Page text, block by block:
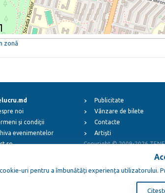
zonă
noi
și condiții
evenimentelor
Publicitate
Vânzare de bilete
Contacte
Artiști
Copyright © 2009-2026
uri pentru a îmbunătăți experiența utilizatorului.